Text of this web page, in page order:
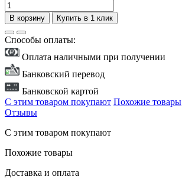
В корзину Купить в 1 клик
Способы оплаты:
Оплата наличными при получении
Банковский перевод
Банковской картой
С этим товаром покупают Похожие товары
Отзывы
С этим товаром покупают
Похожие товары
Доставка и оплата